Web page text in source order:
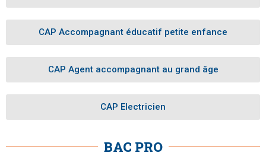
CAP Accompagnant éducatif petite enfance
CAP Agent accompagnant au grand âge
CAP Electricien
BAC PRO